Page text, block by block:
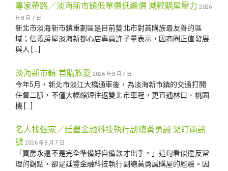
專家帶路／淡海新市鎮低單價低總價 減輕購屋壓力 2026
年 8 月 7 日
新北市淡海新市鎮重劃區是目前雙北市對首購族最友善的區
域；信義房屋淡海新都心店專員許子量表示，因商圈正值發展
與人 […]
淡海新市鎮 首購族愛 2026 年 8 月 7 日
今年5月，新北市淡江大橋通車後，為淡海新市鎮的交通打開
任督二脈，不僅大幅縮短往返雙北市車程，更直通林口、桃園
機 […]
名人找個家／廷豐金融科技執行副總黃勇諴 緊盯兩訊
號 2026 年 8 月 7 日
「買房永遠不是完全準備好自備款才出手。」這句看似違反常
理的觀點，卻是廷豐金融科技執行副總黃勇諴購屋的經驗。因